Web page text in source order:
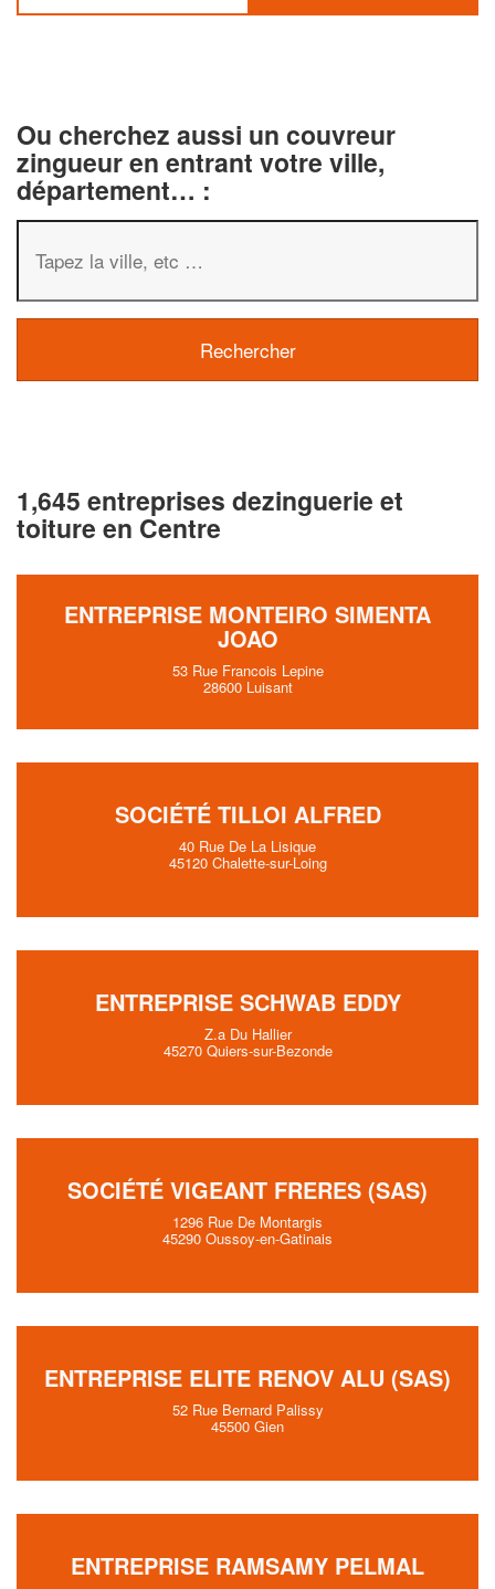
Ou cherchez aussi un couvreur
zingueur en entrant votre ville,
département… :
1,645 entreprises dezinguerie et
toiture en Centre
ENTREPRISE MONTEIRO SIMENTA
JOAO
53 Rue Francois Lepine
28600 Luisant
SOCIÉTÉ TILLOI ALFRED
40 Rue De La Lisique
45120 Chalette-sur-Loing
ENTREPRISE SCHWAB EDDY
Z.a Du Hallier
45270 Quiers-sur-Bezonde
SOCIÉTÉ VIGEANT FRERES (SAS)
1296 Rue De Montargis
45290 Oussoy-en-Gatinais
ENTREPRISE ELITE RENOV ALU (SAS)
52 Rue Bernard Palissy
45500 Gien
ENTREPRISE RAMSAMY PELMAL